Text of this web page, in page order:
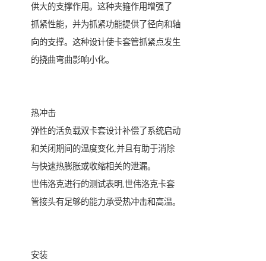
供大的支撑作用。这种夹箍作用增强了
抓紧性能，并为抓紧功能提供了径向和轴
向的支撑。这种设计使卡套管抓紧点发生
的挠曲弯曲影响小化。
热冲击
弹性的活负载双卡套设计补偿了系统启动
和关闭期间的温度变化,并且有助于消除
与快速热膨胀或收缩相关的泄漏。
世伟洛克进行的测试表明,世伟洛克卡套
管接头有足够的能力承受热冲击和高温。
安装